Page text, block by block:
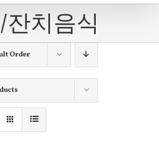
잔치음식
Order